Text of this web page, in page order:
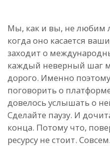
Мы, как и вы, не любим
когда оно касается
заходит о
каждый неверный шаг
дорого. Именно
поговорить о
довелось услышать о
Сделайте паузу. И
конца. Потому что,
ресурсу не стоит. Совсем.